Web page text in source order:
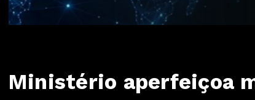
Ministério aperfeiçoa